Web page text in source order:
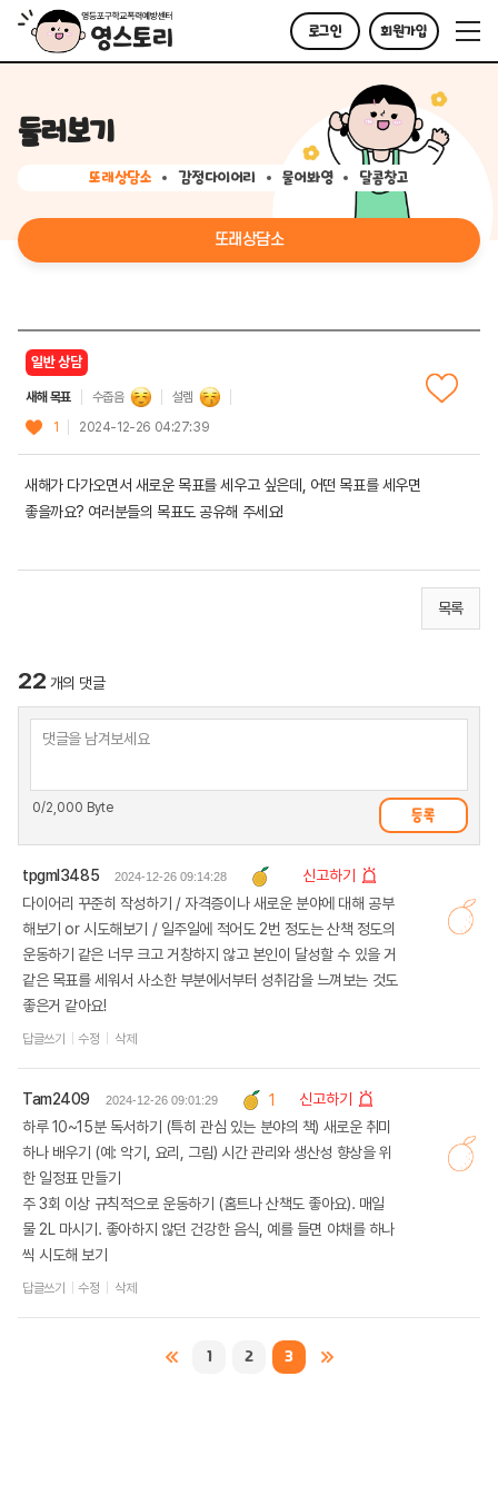
로그인 회원가입
둘러보기
또래상담소 감정다이어리 물어봐영 달콤창고
또래상담소
일반 상담
새해 목표 수줍음
설렘
1
2024-12-26 04:27:39
새해가 다가오면서 새로운 목표를 세우고 싶은데, 어떤 목표를 세우면
좋을까요? 여러분들의 목표도 공유해 주세요!
목록
22 개의 댓글
0/2,000 Byte
tpgml3485 2024-12-26 09:14:28
신고하기
다이어리 꾸준히 작성하기 / 자격증이나 새로운 분야에 대해 공부
해보기 or 시도해보기 / 일주일에 적어도 2번 정도는 산책 정도의
운동하기 같은 너무 크고 거창하지 않고 본인이 달성할 수 있을 거
같은 목표를 세워서 사소한 부분에서부터 성취감을 느껴보는 것도
좋은거 같아요!
답글쓰기 수정 삭제
Tam2409 2024-12-26 09:01:29 1
신고하기
하루 10~15분 독서하기 (특히 관심 있는 분야의 책) 새로운 취미
하나 배우기 (예: 악기, 요리, 그림) 시간 관리와 생산성 향상을 위
한 일정표 만들기
주 3회 이상 규칙적으로 운동하기 (홈트나 산책도 좋아요). 매일
물 2L 마시기. 좋아하지 않던 건강한 음식, 예를 들면 야채를 하나
씩 시도해 보기
답글쓰기 수정 삭제
1 2 3